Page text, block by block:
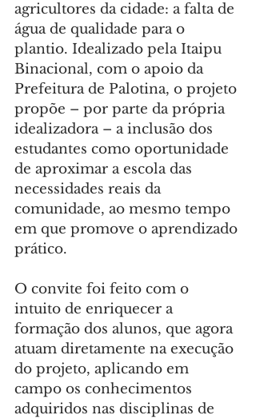
agricultores da cidade: a falta de
água de qualidade para o
plantio. Idealizado pela Itaipu
Binacional, com o apoio da
Prefeitura de Palotina, o projeto
propõe – por parte da própria
idealizadora – a inclusão dos
estudantes como oportunidade
de aproximar a escola das
necessidades reais da
comunidade, ao mesmo tempo
em que promove o aprendizado
prático.
O convite foi feito com o
intuito de enriquecer a
formação dos alunos, que agora
atuam diretamente na execução
do projeto, aplicando em
campo os conhecimentos
adquiridos nas disciplinas de